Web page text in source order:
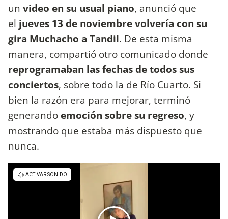
un video en su usual piano, anunció que
el jueves 13 de noviembre volvería con su
gira Muchacho a Tandil. De esta misma
manera, compartió otro comunicado donde
reprogramaban las fechas de todos sus
conciertos, sobre todo la de Río Cuarto. Si
bien la razón era para mejorar, terminó
generando emoción sobre su regreso, y
mostrando que estaba más dispuesto que
nunca.